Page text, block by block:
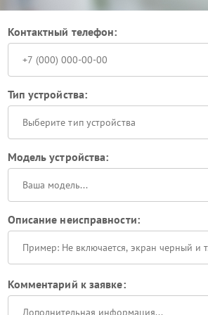
надежно защищает технику от
к профессионалам помогает
ваш ИБП перестал включаться, не
для оперативного устранения
Контактный телефон:
Тип устройства:
Выберите тип устройства
Модель устройства:
Описание неисправности:
Комментарий к заявке: